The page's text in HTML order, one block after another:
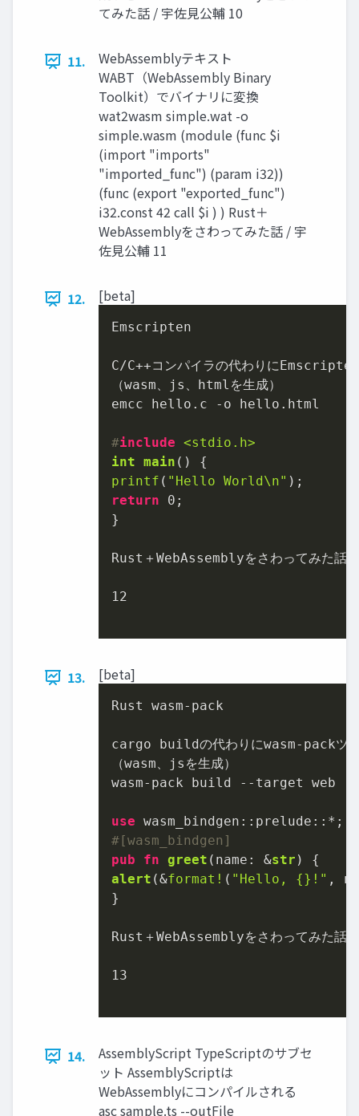
てみた話 / 宇佐見公輔 10
11.
WebAssemblyテキスト
WABT（WebAssembly Binary
Toolkit）でバイナリに変換
wat2wasm simple.wat -o
simple.wasm (module (func $i
(import "imports"
"imported_func") (param i32))
(func (export "exported_func")
i32.const 42 call $i ) ) Rust＋
WebAssemblyをさわってみた話 / 宇
佐見公輔 11
12. [beta]
Emscripten
C/C++コンパイラの代わりに
（wasm、js、htmlを生成）
emcc hello.c -o hello.html
#include <stdio.h>
int main ()
printf ( "Hello World\n"
return
0 ;
}
Rust＋WebAssemblyをさわってみた話
12
13. [beta]
Rust wasm-pack
cargo buildの代わりにwasm-packツー
（wasm、jsを生成）
wasm-pack build --target web
use
#[wasm_bindgen]
pub
fn greet (name: &str
alert (&format! ( "Hello, {}!" ,
}
Rust＋WebAssemblyをさわってみた話
13
14.
AssemblyScript TypeScriptのサブセ
ット AssemblyScriptは
WebAssemblyにコンパイルされる
asc sample.ts --outFile